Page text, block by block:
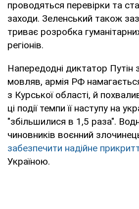
проводяться перевірки та
заходи. Зеленський також
триває розробка
регіонів.
Напередодні диктатор Путін
мовляв, армія РФ
з Курської області, й
ці події темпи її наступу на
"збільшилися в 1,5 раза".
чиновників воєнний
забезпечити надійне
Україною.